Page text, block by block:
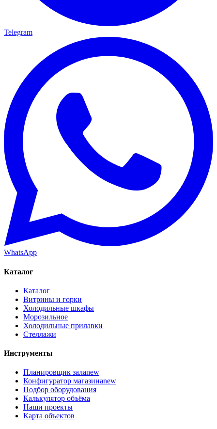
Telegram
WhatsApp
Каталог
Каталог
Витрины и горки
Холодильные шкафы
Морозильное
Холодильные прилавки
Стеллажи
Инструменты
Планировщик залаnew
Конфигуратор магазинаnew
Подбор оборудования
Калькулятор объёма
Наши проекты
Карта объектов